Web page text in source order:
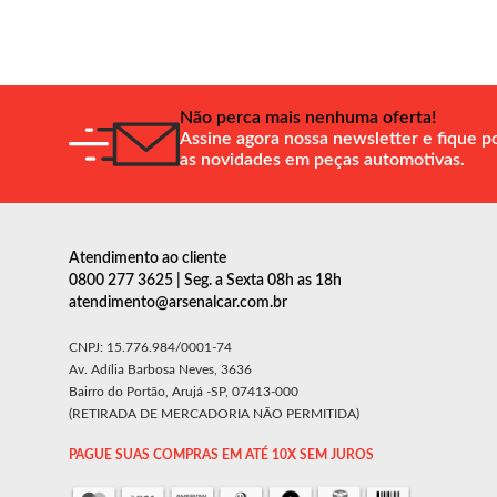
Não perca mais nenhuma oferta!
Assine agora nossa newsletter e fique
as novidades em peças automotivas.
Atendimento ao cliente
0800 277 3625 | Seg. a Sexta 08h as 18h
atendimento@arsenalcar.com.br
CNPJ: 15.776.984/0001-74
Av. Adília Barbosa Neves, 3636
Bairro do Portão, Arujá -SP, 07413-000
(RETIRADA DE MERCADORIA NÃO PERMITIDA)
PAGUE SUAS COMPRAS EM ATÉ 10X SEM JUROS